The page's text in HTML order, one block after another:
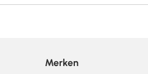
Merken